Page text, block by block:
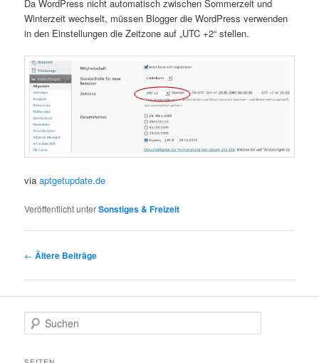
Da WordPress nicht automatisch zwischen Sommerzeit und
Winterzeit wechselt, müssen Blogger die WordPress verwenden
in den Einstellungen die Zeitzone auf „UTC +2“ stellen.
viaaptgetupdate.de
Veröffentlicht unterSonstiges & Freizeit
Beitragsnavigation
← Ältere Beiträge
u
h